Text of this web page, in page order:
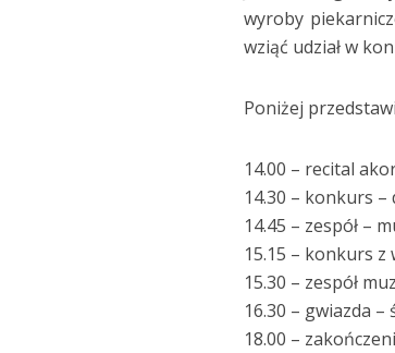
wyroby
wziąć udział w
Poniżej
14.00 – recital
14.30 – konkurs –
14.45 – zespół –
15.15 – konkurs z
15.30 – zespół
16.30 – gwiazda
18.00 –